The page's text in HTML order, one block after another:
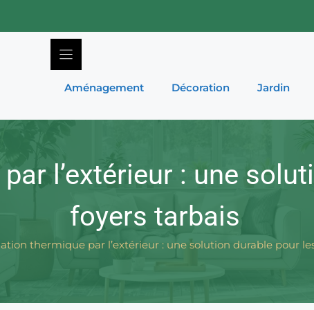
Aménagement Décoration Jardin
l’extérieur : une
foyers tarbais
thermique par l’extérieur : une solution durable pour